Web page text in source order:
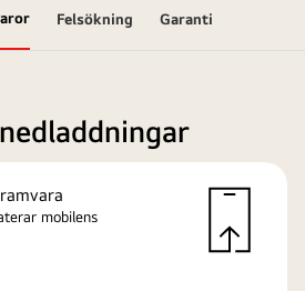
Felsökning Garanti
mobilens